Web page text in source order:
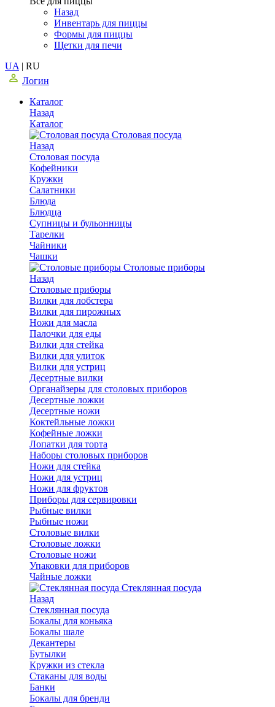
Назад
Инвентарь для пиццы
Формы для пиццы
Щетки для печи
UA | RU
Логин
Каталог
Назад
Каталог
Столовая посуда
Назад
Столовая посуда
Кофейники
Кружки
Салатники
Блюда
Блюдца
Супницы и бульонницы
Тарелки
Чайники
Чашки
Cтоловые приборы
Назад
Cтоловые приборы
Вилки для лобстера
Вилки для пирожных
Ножи для масла
Палочки для еды
Вилки для стейка
Вилки для улиток
Вилки для устриц
Десертные вилки
Органайзеры для столовых приборов
Десертные ложки
Десертные ножи
Коктейльные ложки
Кофейные ложки
Лопатки для торта
Наборы столовых приборов
Ножи для стейка
Ножи для устриц
Ножи для фруктов
Приборы для сервировки
Рыбные вилки
Рыбные ножи
Столовые вилки
Столовые ложки
Столовые ножи
Упаковки для приборов
Чайные ложки
Стеклянная посуда
Назад
Стеклянная посуда
Бокалы для коньяка
Бокалы шале
Декантеры
Бутылки
Кружки из стекла
Стаканы для воды
Банки
Бокалы для бренди